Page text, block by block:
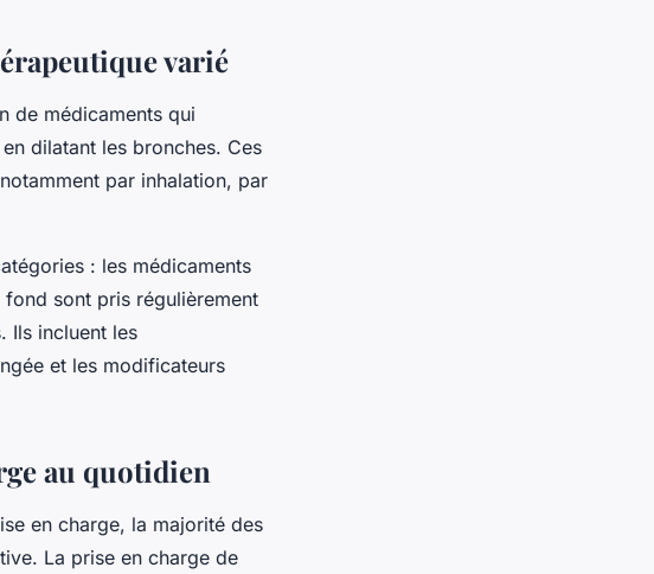
varié
de médicaments qui
dilatant les bronches. Ces
par inhalation, par
: les médicaments
sont pris régulièrement
Ils incluent les
et les modificateurs
au quotidien
en charge, la majorité des
La prise en charge de